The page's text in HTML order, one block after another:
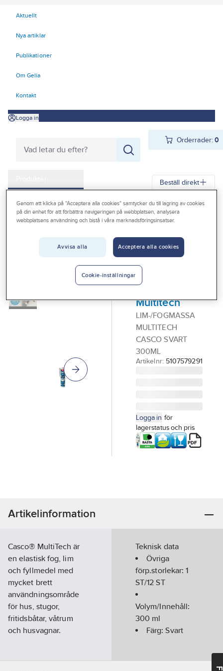
Aktuellt
Nya artiklar
Publikationer
Om Gelia
Kontakt
Logga in
Orderrader:0
Outlet
Vanliga frågor
Beställ direkt
Gelia Produkter
Gelia Förnödenheter & Förbrukning
Lim, fog, spackel, tätning
Fog och tätning Fogmassa
CASCO
Lim &
Casco
Multitech
LIM-/FOGMASSA
MULTITECH
CASCO SVART
300ML
Artikelnr: 5107579291
Logga in för
lagerstatus och pris
Artikelinformation
Casco® MultiTech är
en elastisk fog, lim
och fyllmedel med
mycket brett
användningsområde
för hus, stugor,
fritidsbåtar, våtrum
och husvagnar.
Teknisk data
Övriga
förp.storlekar:1
ST/12 ST
Volym/Innehåll:
300 ml
Färg:Svart
Genom att klicka på "Acceptera alla cookies" samtycker du till lagring av cookies
på din enhet för att förbättra navigeringen på webbplatsen, analysera
webbplatsens användning och bistå i våra marknadsföringsinsatser.
Avvisa alla Acceptera alla cookies
Cookie-inställningar